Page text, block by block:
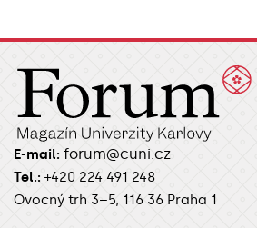
E-mail: forum@cuni.cz
Tel.: +420 224 491 248
Ovocný trh 3–5, 116 36 Praha 1